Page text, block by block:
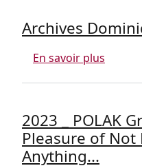
Archives
En savoir plus
2023 _ POLAK
Pleasure of Not
Anything...